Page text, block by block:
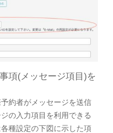
項(メッセージ項目)を
約者がメッセージを送信
の入力項目を利用できる
種設定の下図に示した項